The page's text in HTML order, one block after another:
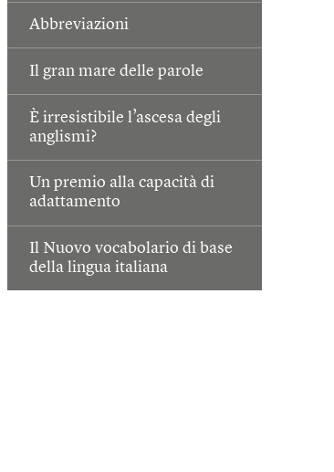
Abbreviazioni
Il gran mare delle parole
È irresistibile l’ascesa degli
anglismi?
Un premio alla capacità di
adattamento
Il Nuovo vocabolario di base
della lingua italiana